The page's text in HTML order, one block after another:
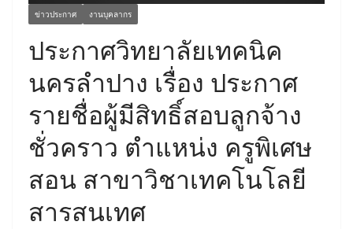
ข่าวประกาศ งานบุคลากร
ประกาศวิทยาลัยเทคนิค
นครลำปาง เรื่อง ประกาศ
รายชื่อผู้มีสิทธิ์สอบลูกจ้าง
ชั่วคราว ตำแหน่ง ครูพิเศษ
สอน สาขาวิชาเทคโนโลยี
สารสนเทศ